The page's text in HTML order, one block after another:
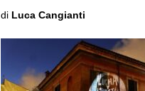
di Luca Cangianti